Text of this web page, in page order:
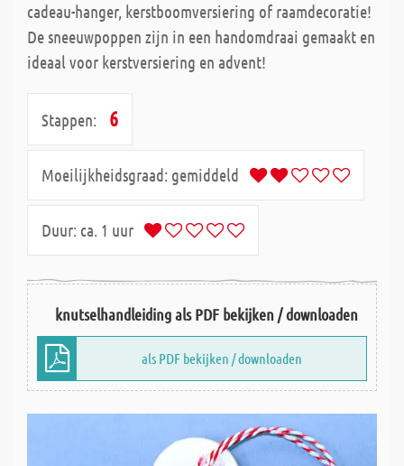
cadeau-hanger, kerstboomversiering of raamdecoratie!
De sneeuwpoppen zijn in een handomdraai gemaakt en
ideaal voor kerstversiering en advent!
Stappen: 6
Moeilijkheidsgraad: gemiddeld
Duur: ca. 1 uur
knutselhandleiding als PDF bekijken / downloaden
als PDF bekijken / downloaden